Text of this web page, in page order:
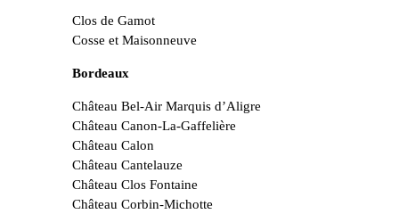
Clos de Gamot
Cosse et Maisonneuve
Bordeaux
Château Bel-Air Marquis d’Aligre
Château Canon-La-Gaffelière
Château Calon
Château Cantelauze
Château Clos Fontaine
Château Corbin-Michotte